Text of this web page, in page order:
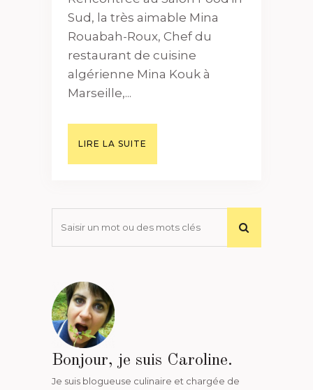
Sud, la très aimable Mina
Rouabah-Roux, Chef du
restaurant de cuisine
algérienne Mina Kouk à
Marseille,...
LIRE LA SUITE
Bonjour, je suis Caroline.
Je suis blogueuse culinaire et chargée de